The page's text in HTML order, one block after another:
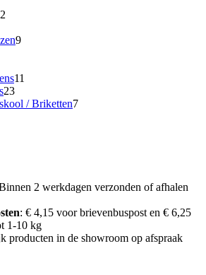
99
11
2323
producten
/ Briketten77
2 werkdagen verzonden of afhalen
: € 4,15 voor brievenbuspost en € 6,25
1-10 kg
producten in de showroom op afspraak